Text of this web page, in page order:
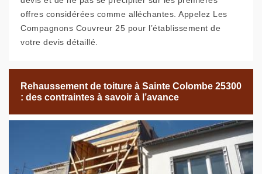
offres considérées comme alléchantes. Appelez Les
Compagnons Couvreur 25 pour l’établissement de
votre devis détaillé.
Rehaussement de toiture à Sainte Colombe 25300
: des contraintes à savoir à l’avance